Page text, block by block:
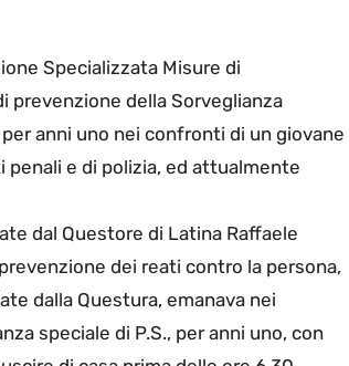
Specializzata Misure di
prevenzione della Sorveglianza
anni uno nei confronti di un giovane
penali e di polizia, ed attualmente
dal Questore di Latina Raffaele
dei reati contro la persona,
dalla Questura, emanava nei
speciale di P.S., per anni uno, con